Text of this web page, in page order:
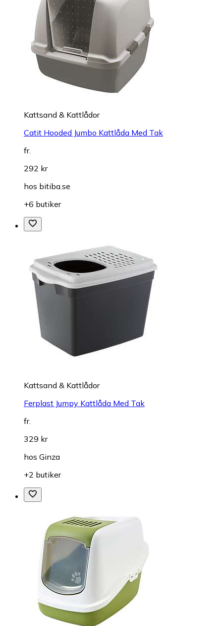
Kattsand & Kattlådor
Catit Hooded Jumbo Kattlåda Med Tak
fr.
292 kr
hos bitiba.se
+6 butiker
Kattsand & Kattlådor
Ferplast Jumpy Kattlåda Med Tak
fr.
329 kr
hos Ginza
+2 butiker